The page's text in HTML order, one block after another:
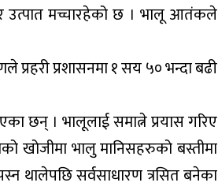
उत्पात मच्चारहेको छ । भालू आतंकले
प्रहरी प्रशासनमा १ सय ५० भन्दा बढी
छन् । भालूलाई समात्ने प्रयास गरिए
खोजीमा भालु मानिसहरुको बस्तीमा
थालेपछि सर्वसाधारण त्रसित बनेका